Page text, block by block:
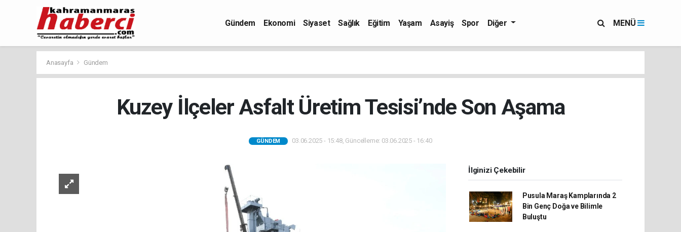
Gündem Ekonomi Siyaset Sağlık Eğitim Yaşam Asayiş Spor Diğer MENÜ
Anasayfa Gündem
Kuzey İlçeler Asfalt Üretim Tesisi’nde Son Aşama
GÜNDEM 03.06.2025 - 15:48, Güncelleme: 03.06.2025 - 16:40
İlginizi Çekebilir
Pusula Maraş Kamplarında 2
Bin Genç Doğa ve Bilimle
Buluştu